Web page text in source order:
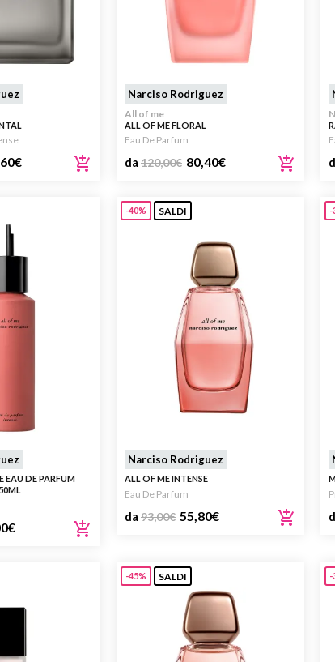
€
Narciso Rodriguez
All of me
ALL OF ME FLORAL
Eau De Parfum
da 120,00€ 80,40€
EAU DE PARFUM
€
-40% SALDI
Narciso Rodriguez
ALL OF ME INTENSE
Eau De Parfum
da 93,00€ 55,80€
-
-45% SALDI -